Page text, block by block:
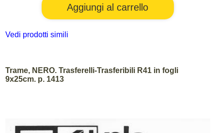
Vedi prodotti simili
Trame, NERO. Trasferelli-Trasferibili R41 in fogli
9x25cm. p. 1413